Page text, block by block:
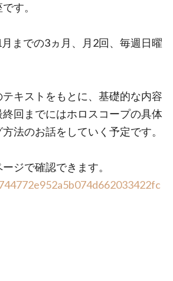
す。
までの3ヵ月、月2回、毎週日曜
キストをもとに、基礎的な内容
回までにはホロスコープの具体
法のお話をしていく予定です。
ジで確認できます。